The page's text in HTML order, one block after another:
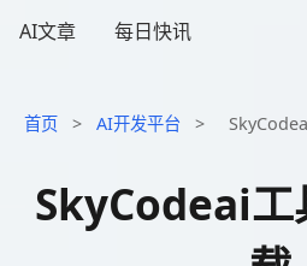
AI文章 每日快讯
首页 > AI开发平台 >
SkyCodeai工